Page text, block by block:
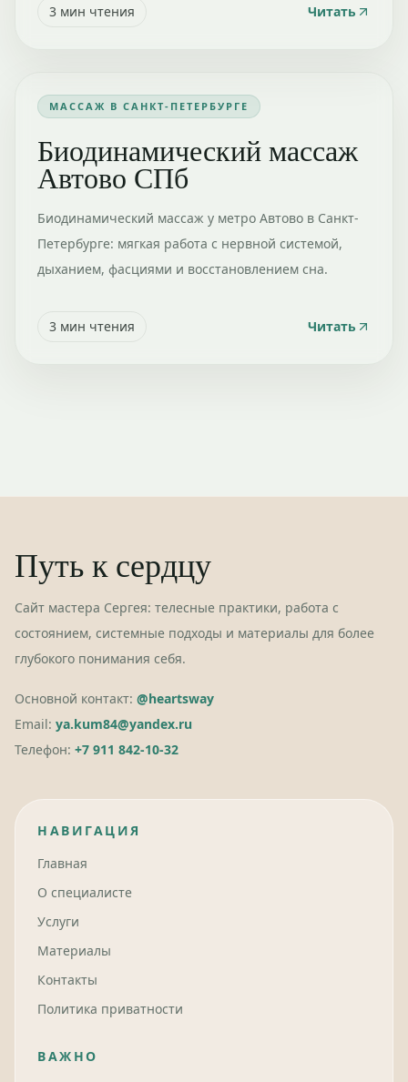
3 мин чтения Читать
МАССАЖ В САНКТ-ПЕТЕРБУРГЕ
Биодинамический массаж
Автово СПб
Биодинамический массаж у метро Автово в Санкт-
Петербурге: мягкая работа с нервной системой,
дыханием, фасциями и восстановлением сна.
3 мин чтения Читать
Путь к сердцу
Сайт мастера Сергея: телесные практики, работа с
состоянием, системные подходы и материалы для более
глубокого понимания себя.
Основной контакт: @heartsway
Email: ya.kum84@yandex.ru
Телефон: +7 911 842-10-32
НАВИГАЦИЯ
Главная
О специалисте
Услуги
Материалы
Контакты
Политика приватности
ВАЖНО